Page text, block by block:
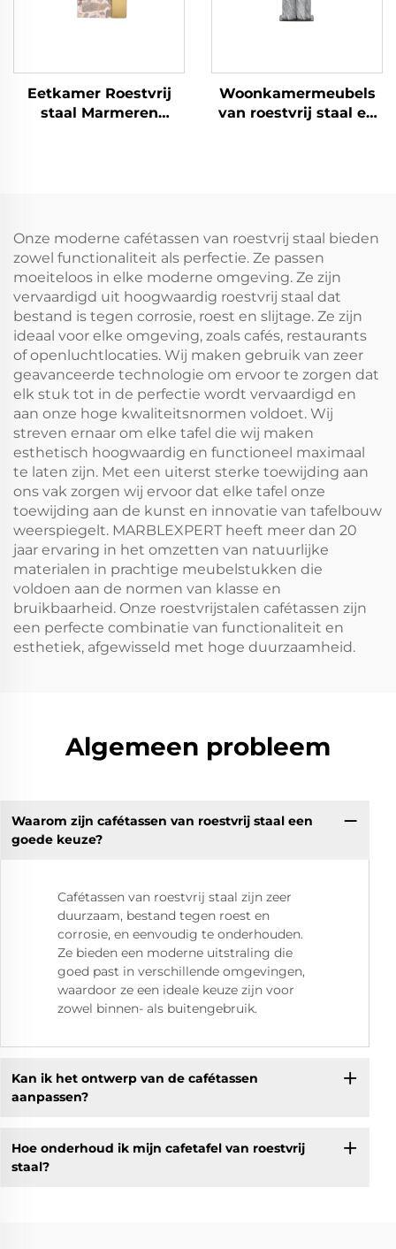
Eetkamer Roestvrij
staal Marmeren
Woonkamermeubels
van roestvrij staal en
Onze moderne cafétassen van roestvrij staal bieden
zowel functionaliteit als perfectie. Ze passen
moeiteloos in elke moderne omgeving. Ze zijn
vervaardigd uit hoogwaardig roestvrij staal dat
bestand is tegen corrosie, roest en slijtage. Ze zijn
ideaal voor elke omgeving, zoals cafés, restaurants
of openluchtlocaties. Wij maken gebruik van zeer
geavanceerde technologie om ervoor te zorgen dat
elk stuk tot in de perfectie wordt vervaardigd en
aan onze hoge kwaliteitsnormen voldoet. Wij
streven ernaar om elke tafel die wij maken
esthetisch hoogwaardig en functioneel maximaal
te laten zijn. Met een uiterst sterke toewijding aan
ons vak zorgen wij ervoor dat elke tafel onze
toewijding aan de kunst en innovatie van tafelbouw
weerspiegelt. MARBLEXPERT heeft meer dan 20
jaar ervaring in het omzetten van natuurlijke
materialen in prachtige meubelstukken die
voldoen aan de normen van klasse en
bruikbaarheid. Onze roestvrijstalen cafétassen zijn
een perfecte combinatie van functionaliteit en
esthetiek, afgewisseld met hoge duurzaamheid.
Algemeen probleem
Waarom zijn cafétassen van roestvrij staal een
goede keuze?
Cafétassen van roestvrij staal zijn zeer
duurzaam, bestand tegen roest en
corrosie, en eenvoudig te onderhouden.
Ze bieden een moderne uitstraling die
goed past in verschillende omgevingen,
waardoor ze een ideale keuze zijn voor
zowel binnen- als buitengebruik.
Kan ik het ontwerp van de cafétassen
aanpassen?
Hoe onderhoud ik mijn cafetafel van roestvrij
staal?